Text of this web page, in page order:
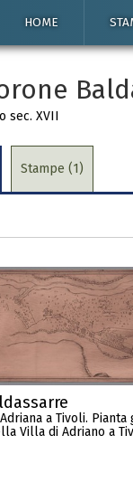
HOME
sec. XVII
Stampe (1)
a Tivoli.
Villa di Adriano a